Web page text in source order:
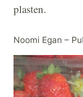
plasten.
Noomi Egan –